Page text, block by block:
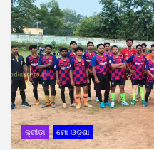
କ୍ରୀଡ଼ା ମୋ ଓଡ଼ିଶା